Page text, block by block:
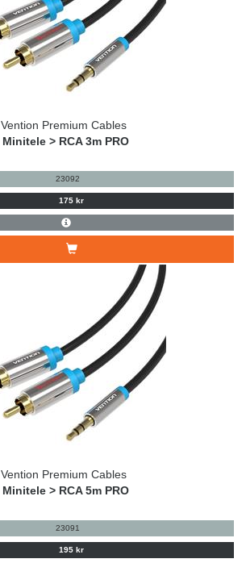
Vention Premium Cables
Minitele > RCA 3m PRO
23092
175 kr
Vention Premium Cables
Minitele > RCA 5m PRO
23091
195 kr